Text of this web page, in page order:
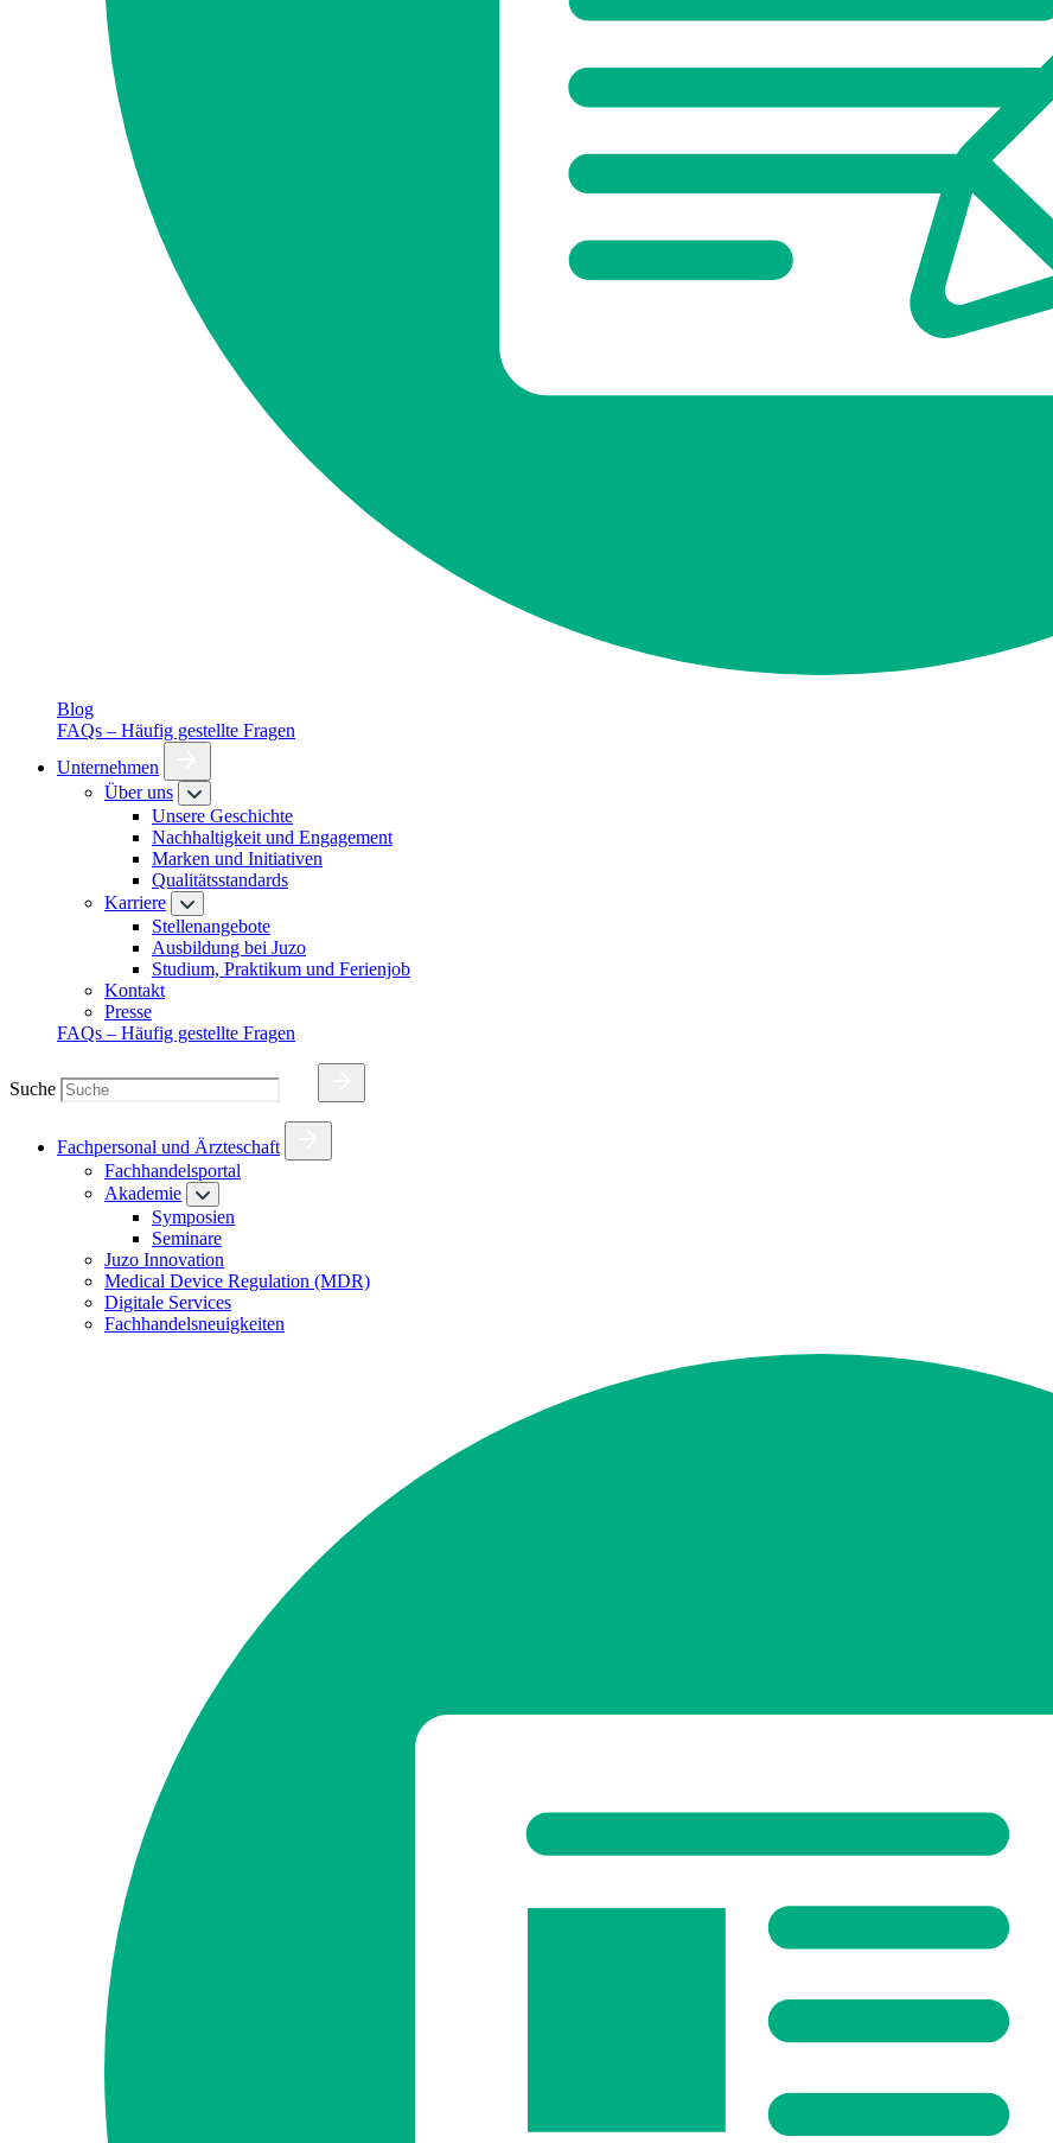
Blog
FAQs – Häufig gestellte Fragen
Unternehmen
Über uns
Unsere Geschichte
Nachhaltigkeit und Engagement
Marken und Initiativen
Qualitätsstandards
Karriere
Stellenangebote
Ausbildung bei Juzo
Studium, Praktikum und Ferienjob
Kontakt
Presse
FAQs – Häufig gestellte Fragen
Suche
Fachpersonal und Ärzteschaft
Fachhandelsportal
Akademie
Symposien
Seminare
Juzo Innovation
Medical Device Regulation (MDR)
Digitale Services
Fachhandelsneuigkeiten